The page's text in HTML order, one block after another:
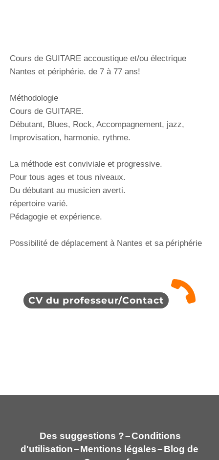
Cours de GUITARE accoustique et/ou électrique
Nantes et périphérie. de 7 à 77 ans!
Méthodologie
Cours de GUITARE.
Débutant, Blues, Rock, Accompagnement, jazz,
Improvisation, harmonie, rythme.
La méthode est conviviale et progressive.
Pour tous ages et tous niveaux.
Du débutant au musicien averti.
répertoire varié.
Pédagogie et expérience.
Possibilité de déplacement à Nantes et sa périphérie
CV du professeur/Contact
Des suggestions ?–Conditions
d'utilisation–Mentions légales–Blog de